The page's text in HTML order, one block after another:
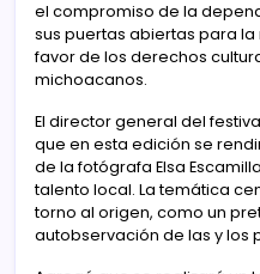
el compromiso de la
sus puertas abiertas para
favor de los derechos
michoacanos.
El director general del
que en esta edición se
de la fotógrafa Elsa
talento local. La temática
torno al origen, como un
autobservación de las y los